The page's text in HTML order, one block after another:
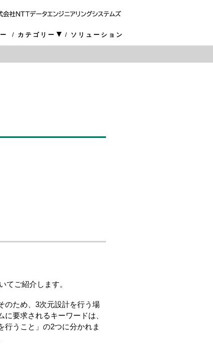
カテゴリー ソリューション
てご紹介します。
のため、3次元設計を行う場
要求されるキーワードは、
行うこと」の2つに分かれま